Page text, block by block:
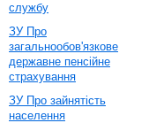
службу
ЗУ Про
загальнообов'язкове
державне пенсійне
страхування
ЗУ Про зайнятість
населення